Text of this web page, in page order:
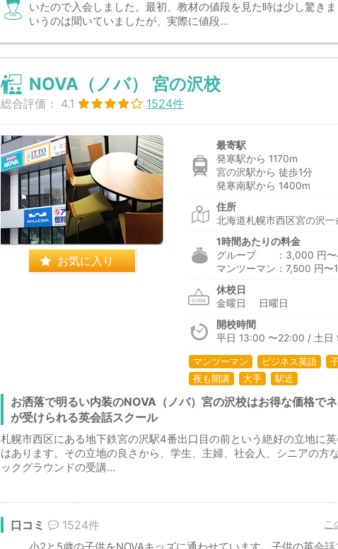
いたので入会しました。最初、教材の値段を見た時は少し驚き
いうのは聞いていましたが、実際に値段...
NOVA（ノバ） 宮の沢校
総合評価： 4.1 1524件
お気に入り
最寄駅
発寒駅から 1170m
宮の沢駅から 徒歩1分
発寒南駅から 1400m
住所
北海道札幌市西区宮の沢一
1時間あたりの料金
グループ ：3,000 円〜
マンツーマン：7,500 円〜
休校日
金曜日 日曜日
開校時間
平日 13:00 〜22:00 / 土日
マンツーマン ビジネス英語
夜も開講
大手 駅近
お洒落で明るい内装のNOVA（ノバ）宮の沢校はお得な価格で
が受けられる英会話スクール
札幌市西区にある地下鉄宮の沢駅4番出口目の前という絶好の立地に
はあります。その立地の良さから、学生、主婦、社会人、シニアの方
ックグラウンドの受講...
こ
口コミ 1524件